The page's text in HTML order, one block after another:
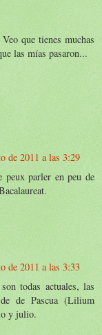
que tienes muchas
las mías pasaron...
de 2011 a las 3:29
parler en peu de
de 2011 a las 3:33
todas actuales, las
de Pascua (Lilium
y julio.